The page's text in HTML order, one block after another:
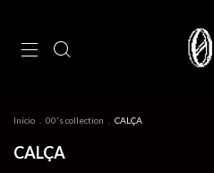
Início 00's collection CALÇA
CALÇA